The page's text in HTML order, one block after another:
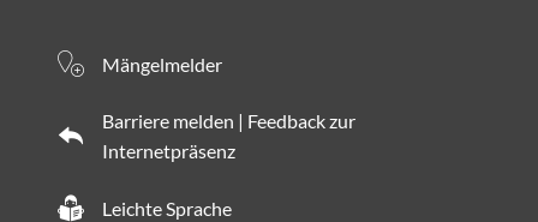
Mängelmelder
Barriere melden | Feedback zur
Internetpräsenz
Leichte Sprache